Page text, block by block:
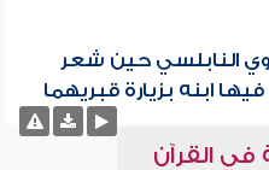
النابلسي حين شعر
ابنه بزيارة قبريهما
في القرآن